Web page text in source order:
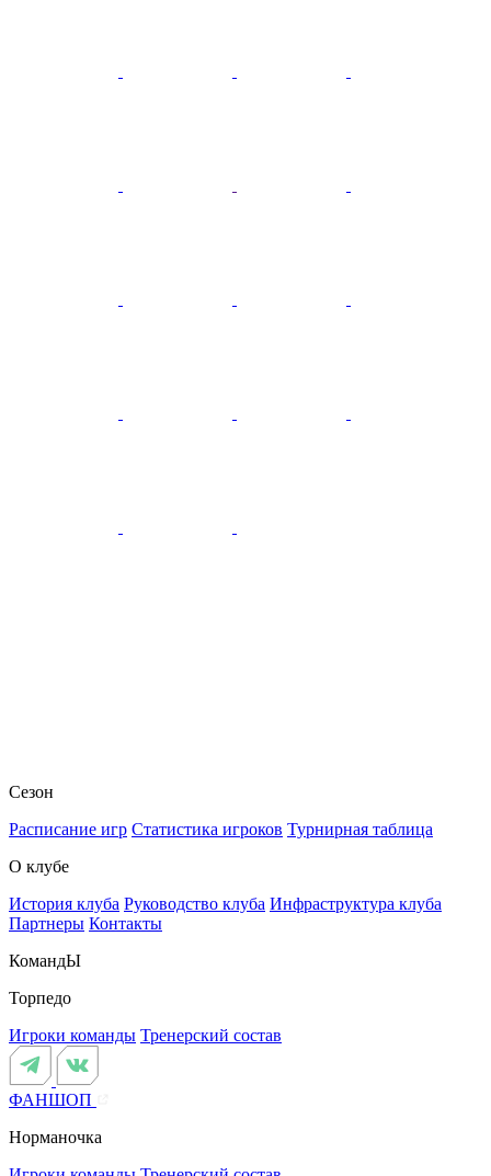
Сезон
Расписание игр Статистика игроков Турнирная таблица
О клубе
История клуба Руководство клуба Инфраструктура клуба
Партнеры Контакты
КомандЫ
Торпедо
Игроки команды Тренерский состав
ФАНШОП
Норманочка